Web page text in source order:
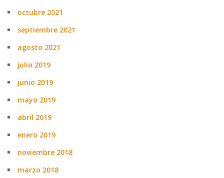
octubre 2021
septiembre 2021
agosto 2021
julio 2019
junio 2019
mayo 2019
abril 2019
enero 2019
noviembre 2018
marzo 2018